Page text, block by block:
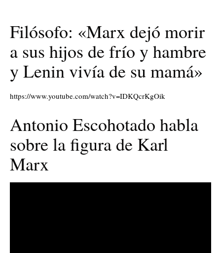
Filósofo: «Marx dejó morir
a sus hijos de frío y hambre
y Lenin vivía de su mamá»
https://www.youtube.com/watch?v=IDKQcrKgOik
Antonio Escohotado habla
sobre la figura de Karl
Marx